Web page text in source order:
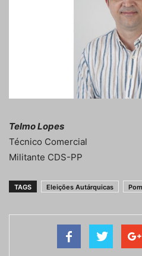
Telmo Lopes
Técnico Comercial
Militante CDS-PP
TAGS Eleições Autárquicas